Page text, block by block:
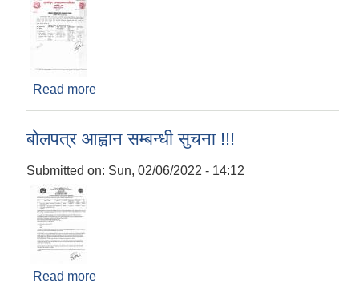
Read more
बोलपत्र आह्वान सम्बन्धी सुचना !!!
Submitted on: Sun, 02/06/2022 - 14:12
Read more